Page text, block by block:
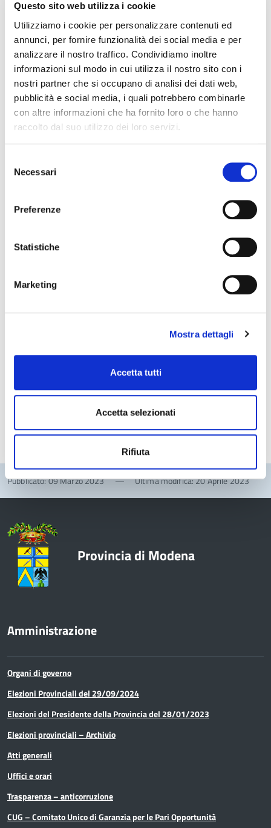
Questo sito web utilizza i cookie
Utilizziamo i cookie per personalizzare contenuti ed
annunci, per fornire funzionalità dei social media e per
analizzare il nostro traffico. Condividiamo inoltre
informazioni sul modo in cui utilizza il nostro sito con i
nostri partner che si occupano di analisi dei dati web,
pubblicità e social media, i quali potrebbero combinarle
con altre informazioni che ha fornito loro o che hanno
raccolto dal suo utilizzo dei loro servizi.
delNecessari
Preferenze
Statistiche
Marketing
Mostra dettagli
Accetta tutti
Accetta selezionati
Rifiuta
Modena
Sistema di pagamento elettronico della Provincia di Modena che
consente al cittadino/impresa di effettuare pagamenti on line dei
servizi in modo semplice e sicuro
Persona referente
conducente. Segreteria commissioni: esami trasporto
merci e viaggiatori; esami idoneità professionale per
agenzie di pratiche auto; esami istruttori e insegnanti
autoscuole; trasporto merci in conto proprio (L.R. 9/2003)
059.209.909
Struttura di riferimento
Servizio viabilità e trasporti
Trasporti e Concessioni
Pubblicato: 09 Marzo 2023 — Ultima modifica: 20 Aprile 2023
Provincia di Modena
Amministrazione
Organi di governo
Elezioni Provinciali del 29/09/2024
Elezioni del Presidente della Provincia del 28/01/2023
Elezioni provinciali – Archivio
Atti generali
Uffici e orari
Trasparenza – anticorruzione
CUG – Comitato Unico di Garanzia per le Pari Opportunità